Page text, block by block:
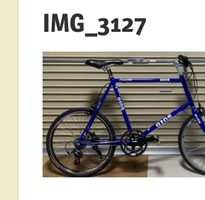
IMG_3127